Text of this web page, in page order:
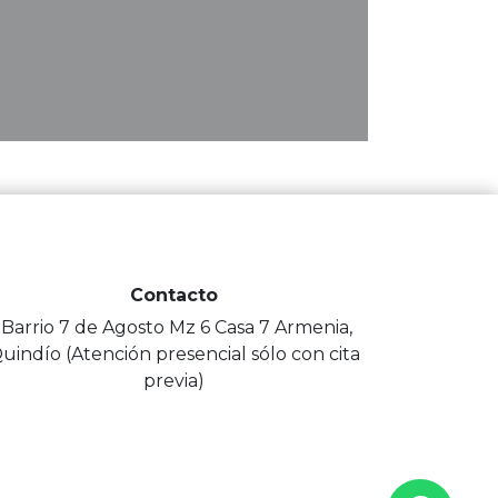
Contacto
7 de Agosto Mz 6 Casa 7 Armenia,
(Atención presencial sólo con cita
previa)